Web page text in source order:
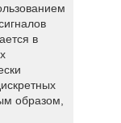
в
образом,